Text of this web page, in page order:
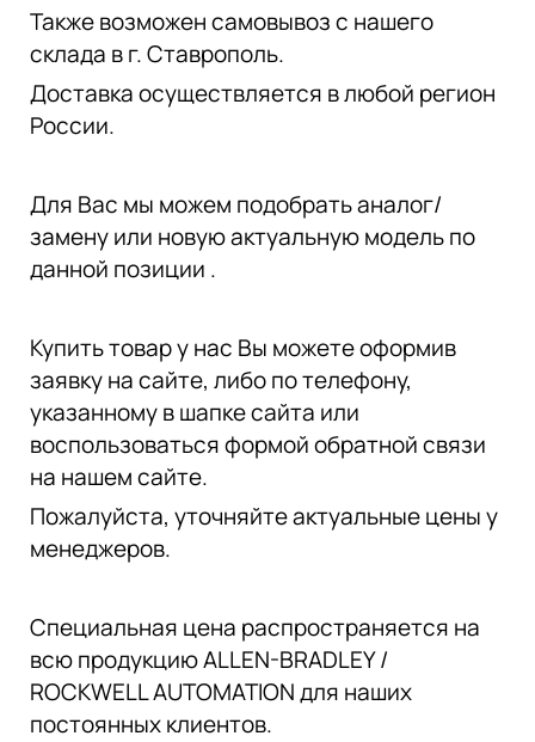
Также возможен самовывоз с нашего
склада в г. Ставрополь.
Доставка осуществляется в любой регион
России.
Для Вас мы можем подобрать аналог/
замену или новую актуальную модель по
данной позиции .
Купить товар у нас Вы можете оформив
заявку на сайте, либо по телефону,
указанному в шапке сайта или
воспользоваться формой обратной связи
на нашем сайте.
Пожалуйста, уточняйте актуальные цены у
менеджеров.
Специальная цена распространяется на
всю продукцию ALLEN-BRADLEY /
ROCKWELL AUTOMATION для наших
постоянных клиентов.